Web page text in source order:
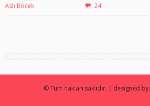
Aslı Böcek 24
© Tüm hakları saklıdır. | designed by: